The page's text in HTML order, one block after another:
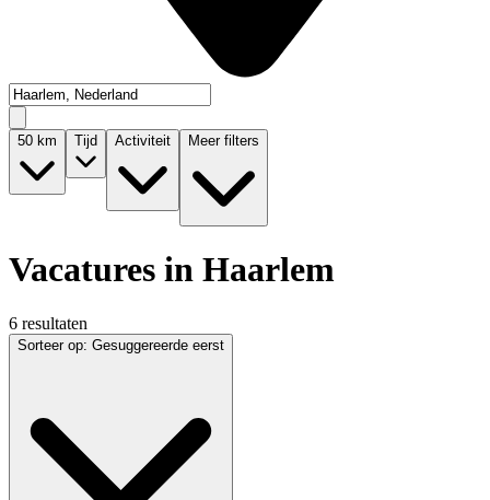
50 km Tijd Activiteit Meer filters
Vacatures in Haarlem
6 resultaten
Sorteer op: Gesuggereerde eerst